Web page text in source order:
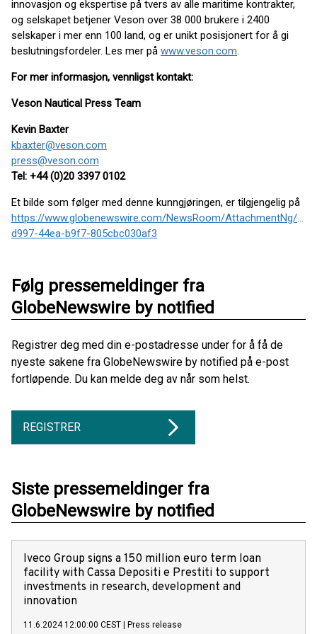
innovasjon og ekspertise på tvers av alle maritime kontrakter,
og selskapet betjener Veson over 38 000 brukere i 2400
selskaper i mer enn 100 land, og er unikt posisjonert for å gi
beslutningsfordeler. Les mer på www.veson.com.
For mer informasjon, vennligst kontakt:
Veson Nautical Press Team
Kevin Baxter
kbaxter@veson.com
press@veson.com
Tel: +44 (0)20 3397 0102
Et bilde som følger med denne kunngjøringen, er tilgjengelig på
https://www.globenewswire.com/NewsRoom/AttachmentNg/
d997-44ea-b9f7-805cbc030af3
Følg pressemeldinger fra
GlobeNewswire by notified
Registrer deg med din e-postadresse under for å få de
nyeste sakene fra GlobeNewswire by notified på e-post
fortløpende. Du kan melde deg av når som helst.
REGISTRER
Siste pressemeldinger fra
GlobeNewswire by notified
Iveco Group signs a 150 million euro term loan
facility with Cassa Depositi e Prestiti to support
investments in research, development and
innovation
11.6.2024 12:00:00 CEST Press release